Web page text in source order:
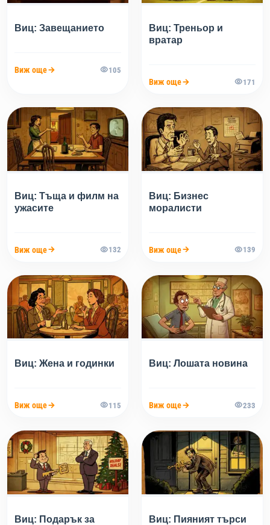
Виц: Завещанието
Виж още 105
Виц: Треньор и
вратар
Виж още 171
Виц: Тъща и филм на
ужасите
Виж още 132
Виц: Бизнес
моралисти
Виж още 139
Виц: Жена и годинки
Виж още 115
Виц: Лошата новина
Виж още 233
Виц: Подарък за
Виц: Пияният търси